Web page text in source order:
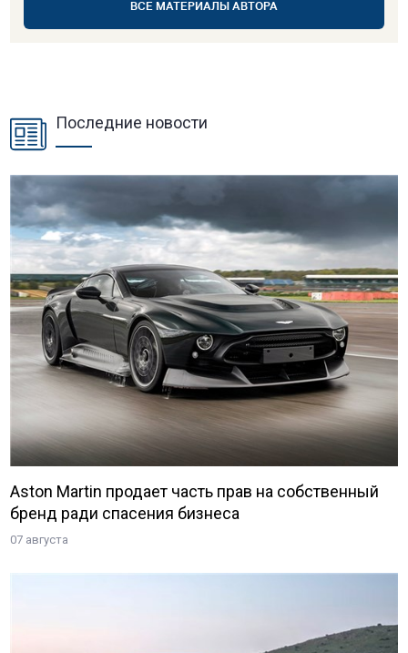
ВСЕ МАТЕРИАЛЫ АВТОРА
Последние новости
Aston Martin продает часть прав на собственный
бренд ради спасения бизнеса
07 августа